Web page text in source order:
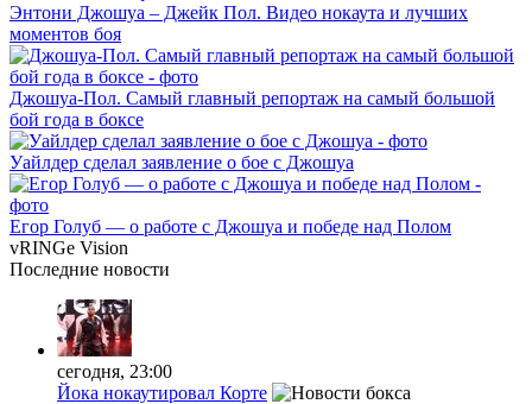
Энтони Джошуа – Джейк Пол. Видео нокаута и лучших
моментов боя
Джошуа-Пол. Самый главный репортаж на самый большой
бой года в боксе
Уайлдер сделал заявление о бое с Джошуа
Егор Голуб — о работе с Джошуа и победе над Полом
vRINGe Vision
Последние новости
сегодня, 23:00
Йока нокаутировал Корте